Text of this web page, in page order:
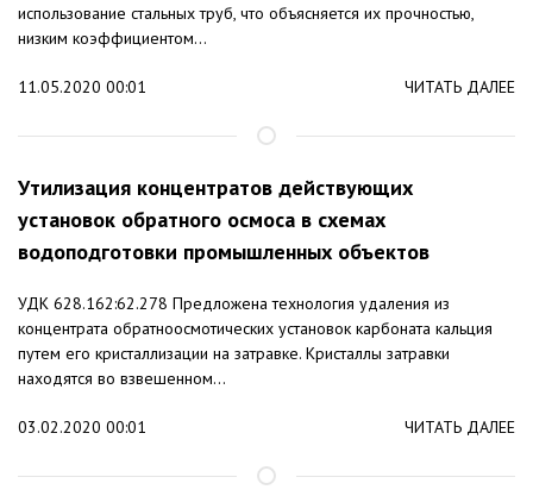
использование стальных труб, что объясняется их прочностью,
низким коэффициентом...
11.05.2020 00:01 ЧИТАТЬ ДАЛЕЕ
Утилизация концентратов действующих
установок обратного осмоса в схемах
водоподготовки промышленных объектов
УДК 628.162:62.278 Предложена технология удаления из
концентрата обратноосмотических установок карбоната кальция
путем его кристаллизации на затравке. Кристаллы затравки
находятся во взвешенном...
03.02.2020 00:01 ЧИТАТЬ ДАЛЕЕ